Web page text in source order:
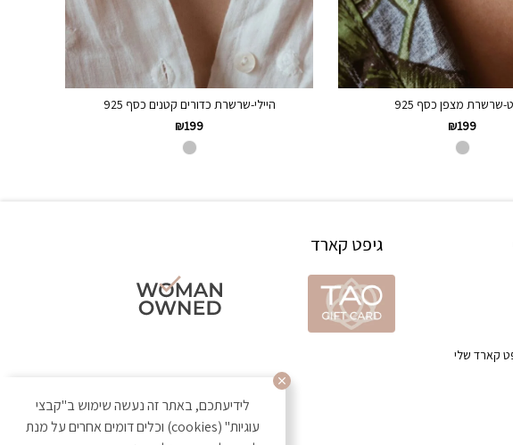
שרשרת מצפן כסף 925
₪199
היילי-שרשרת כדורים קטנים כסף 925
₪199
קארד שלי
גיפט קארד
לידיעתכם, באתר זה נעשה שימוש ב"קבצי
עוגיות" (cookies) וכלים דומים אחרים על מנת